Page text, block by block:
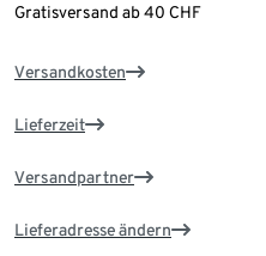
Gratisversand ab 40 CHF
Versandkosten
Lieferzeit
Versandpartner
Lieferadresse ändern